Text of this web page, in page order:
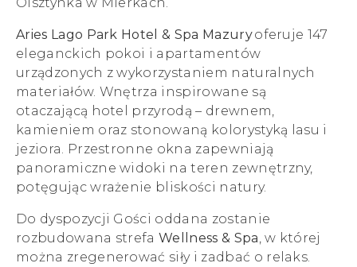
Aries Lago Park Hotel & Spa Mazuryoferuje 147
eleganckich pokoi i apartamentów
urządzonych z wykorzystaniem naturalnych
materiałów. Wnętrza inspirowane są
otaczającą hotel przyrodą – drewnem,
kamieniem oraz stonowaną kolorystyką lasu i
jeziora. Przestronne okna zapewniają
panoramiczne widoki na teren zewnętrzny,
potęgując wrażenie bliskości natury.
Do dyspozycji Gości oddana zostanie
rozbudowana strefaWellness & Spa, w której
można zregenerować siły i zadbać o relaks.